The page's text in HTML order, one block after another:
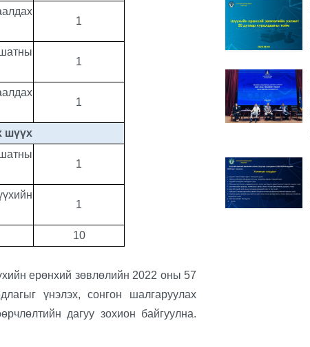
1
1
1
шүүх
1
1
10
ерөнхий зөвлөлийн 2022 оны 57
үнэлэх, сонгон шалгаруулах
дагуу зохион байгуулна.